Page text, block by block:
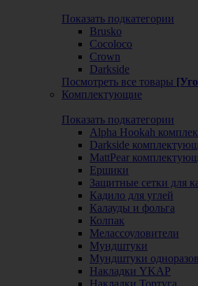
Показать подкатегории
Brusko
Cocoloco
Crown
Darkside
Посмотреть все товары
Комплектующие
Показать подкатегории
Alpha Hookah
Darkside
MattPear
Ершики
Защитные сетки для
Кадило для углей
Калауды и фольга
Колпак
Мелассоуловители
Мундштуки
Мундштуки
Накладки YKAP
Накладки Тортуга